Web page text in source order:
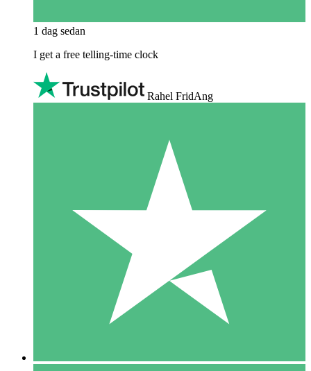
1 dag sedan
I get a free telling-time clock
Rahel FridAng